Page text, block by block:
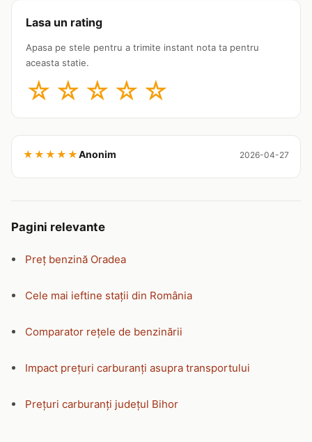
Lasa un rating
Apasa pe stele pentru a trimite instant nota ta pentru
aceasta statie.
☆ ☆ ☆ ☆ ☆
★★★★★Anonim 2026-04-27
Pagini relevante
Preț benzină Oradea
Cele mai ieftine stații din România
Comparator rețele de benzinării
Impact prețuri carburanți asupra transportului
Prețuri carburanți județul Bihor